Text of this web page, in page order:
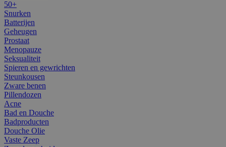
50+
Snurken
Batterijen
Geheugen
Prostaat
Menopauze
Seksualiteit
Spieren en gewrichten
Steunkousen
Zware benen
Pillendozen
Acne
Bad en Douche
Badproducten
Douche Olie
Vaste Zeep